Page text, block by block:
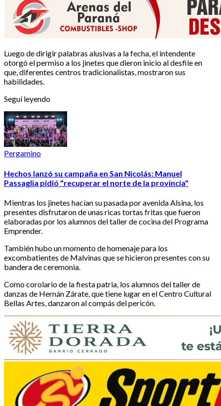
Luego de dirigir palabras alusivas a la fecha, el intendente
otorgó el permiso a los jinetes que dieron inicio al desfile en
que, diferentes centros tradicionalistas, mostraron sus
habilidades.
Seguí leyendo
Pergamino
Hechos lanzó su campaña en San Nicolás: Manuel
Passaglia pidió "recuperar el norte de la provincia"
Mientras los jinetes hacían su pasada por avenida Alsina, los
presentes disfrutaron de unas ricas tortas fritas que fueron
elaboradas por los alumnos del taller de cocina del Programa
Emprender.
También hubo un momento de homenaje para los
excombatientes de Malvinas que se hicieron presentes con su
bandera de ceremonia.
Como corolario de la fiesta patria, los alumnos del taller de
danzas de Hernán Zárate, que tiene lugar en el Centro Cultural
Bellas Artes, danzaron al compás del pericón.